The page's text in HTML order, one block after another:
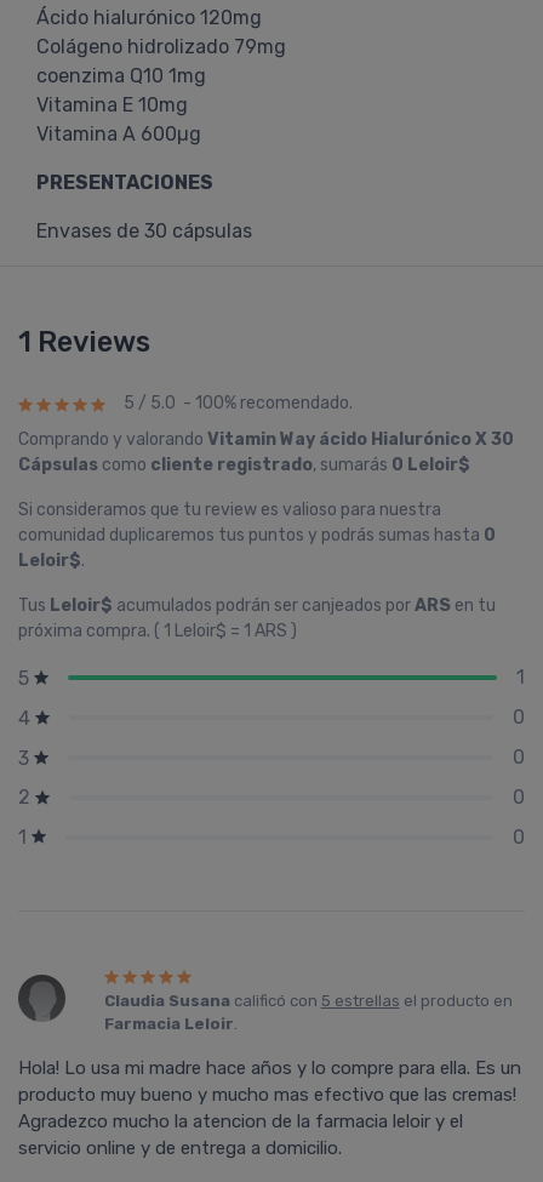
Ácido hialurónico 120mg
Colágeno hidrolizado 79mg
coenzima Q10 1mg
Vitamina E 10mg
Vitamina A 600µg
PRESENTACIONES
Envases de 30 cápsulas
1 Reviews
5 / 5.0 - 100% recomendado.
Comprando y valorando Vitamin Way ácido Hialurónico X 30
Cápsulas como cliente registrado, sumarás 0 Leloir$
Si consideramos que tu review es valioso para nuestra
comunidad duplicaremos tus puntos y podrás sumas hasta 0
Leloir$.
Tus Leloir$ acumulados podrán ser canjeados porARS en tu
próxima compra. ( 1 Leloir$ = 1 ARS )
5
1
4
0
3
0
2
0
1
0
Claudia Susana calificó con 5 estrellas el producto en
Farmacia Leloir.
Hola! Lo usa mi madre hace años y lo compre para ella. Es un
producto muy bueno y mucho mas efectivo que las cremas!
Agradezco mucho la atencion de la farmacia leloir y el
servicio online y de entrega a domicilio.